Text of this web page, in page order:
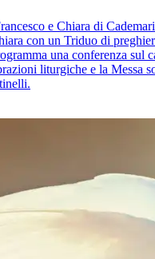
e Chiara di
con un Triduo di
una conferenza sul
liturgiche e la Messa